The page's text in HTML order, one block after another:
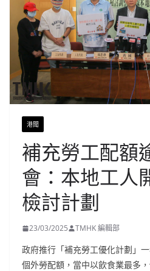
港聞
補充勞工配額
會：本地工人
檢討計劃
23/03/2025 TMHK 編輯部
政府推行「補充勞工優化計劃」
個外勞配額，當中以飲食業最多